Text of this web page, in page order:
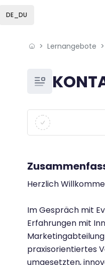
DE_DU
Lernangebote
Blöcke
Blöcke
Herzlich
Im Gespräch mit
Erfahrungen mit
praxisorientiertes
umgesetzten,